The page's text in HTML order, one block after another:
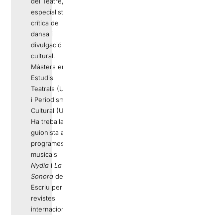
especialista en
crítica de
dansa i
divulgació
cultural.
Màsters en
Estudis
Teatrals (UAB)
i Periodisme
Cultural (UPF).
Ha treballat de
guionista a
programes
musicals
Nydia iLa
Sonora del 33.
Escriu per a
revistes
internacionals